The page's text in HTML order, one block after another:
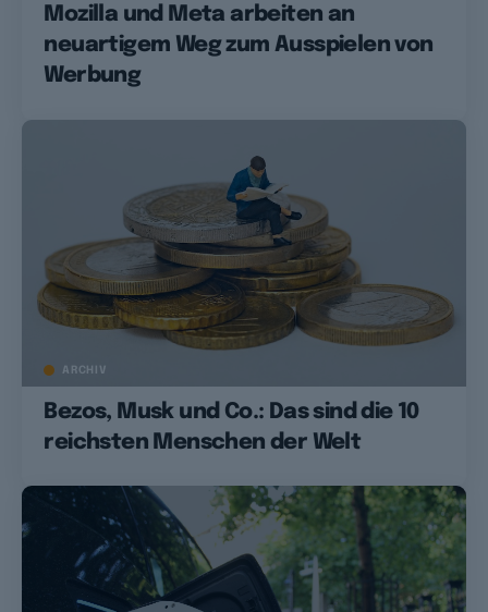
Mozilla und Meta arbeiten an
neuartigem Weg zum Ausspielen von
Werbung
ARCHIV
Bezos, Musk und Co.: Das sind die 10
reichsten Menschen der Welt